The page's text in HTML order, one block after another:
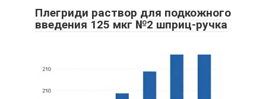
Плегриди раствор для подкожного
введения 125 мкг №2 шприц-ручка